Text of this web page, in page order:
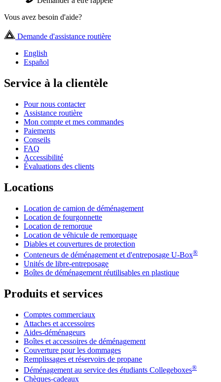
Vous avez besoin d'aide?
Demande d'assistance routière
English
Español
Service à la clientèle
Pour nous contacter
Assistance routière
Mon compte et mes commandes
Paiements
Conseils
FAQ
Accessibilité
Évaluations des clients
Locations
Location de camion de déménagement
Location de fourgonnette
Location de remorque
Location de véhicule de remorquage
Diables et couvertures de protection
Conteneurs de déménagement et d'entreposage U-Box®
Unités de libre-entreposage
Boîtes de déménagement réutilisables en plastique
Produits et services
Comptes commerciaux
Attaches et accessoires
Aides-déménageurs
Boîtes et accessoires de déménagement
Couverture pour les dommages
Remplissages et réservoirs de propane
Déménagement au service des étudiants Collegeboxes®
Chèques-cadeaux